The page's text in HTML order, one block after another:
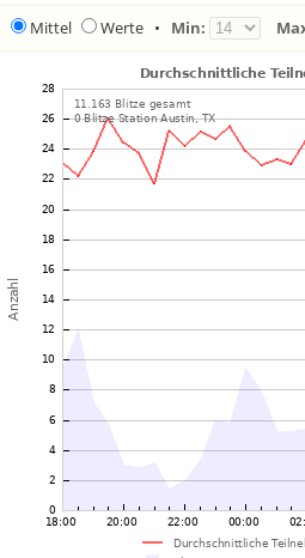
Mittel Werte • Min: